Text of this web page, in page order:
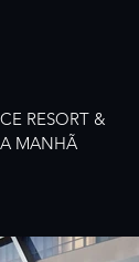
RESORT &
MANHÃ